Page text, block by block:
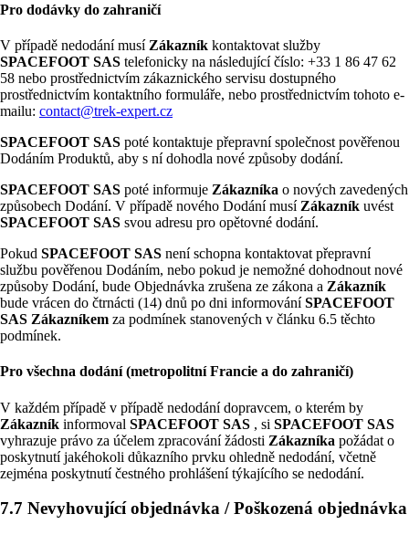
Pro dodávky do zahraničí
V případě nedodání musí Zákazník kontaktovat služby
SPACEFOOT SAS telefonicky na následující číslo: +33 1 86 47 62
58 nebo prostřednictvím zákaznického servisu dostupného
prostřednictvím kontaktního formuláře, nebo prostřednictvím tohoto e-
mailu: contact@trek-expert.cz
SPACEFOOT SAS poté kontaktuje přepravní společnost pověřenou
Dodáním Produktů, aby s ní dohodla nové způsoby dodání.
SPACEFOOT SAS poté informuje Zákazníka o nových zavedených
způsobech Dodání. V případě nového Dodání musí Zákazník uvést
SPACEFOOT SAS svou adresu pro opětovné dodání.
Pokud SPACEFOOT SAS není schopna kontaktovat přepravní
službu pověřenou Dodáním, nebo pokud je nemožné dohodnout nové
způsoby Dodání, bude Objednávka zrušena ze zákona a Zákazník
bude vrácen do čtrnácti (14) dnů po dni informováníSPACEFOOT
SAS Zákazníkem za podmínek stanovených v článku 6.5 těchto
podmínek.
Pro všechna dodání (metropolitní Francie a do zahraničí)
V každém případě v případě nedodání dopravcem, o kterém by
Zákazník informoval SPACEFOOT SAS , si SPACEFOOT SAS
vyhrazuje právo za účelem zpracování žádosti Zákazníka požádat o
poskytnutí jakéhokoli důkazního prvku ohledně nedodání, včetně
zejména poskytnutí čestného prohlášení týkajícího se nedodání.
7.7 Nevyhovující objednávka / Poškozená objednávka